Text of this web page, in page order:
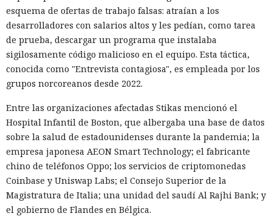
esquema de ofertas de trabajo falsas: atraían a los
desarrolladores con salarios altos y les pedían, como tarea
de prueba, descargar un programa que instalaba
sigilosamente código malicioso en el equipo. Esta táctica,
conocida como "Entrevista contagiosa", es empleada por los
grupos norcoreanos desde 2022.
Entre las organizaciones afectadas Stikas mencionó el
Hospital Infantil de Boston, que albergaba una base de datos
sobre la salud de estadounidenses durante la pandemia; la
empresa japonesa AEON Smart Technology; el fabricante
chino de teléfonos Oppo; los servicios de criptomonedas
Coinbase y Uniswap Labs; el Consejo Superior de la
Magistratura de Italia; una unidad del saudí Al Rajhi Bank; y
el gobierno de Flandes en Bélgica.